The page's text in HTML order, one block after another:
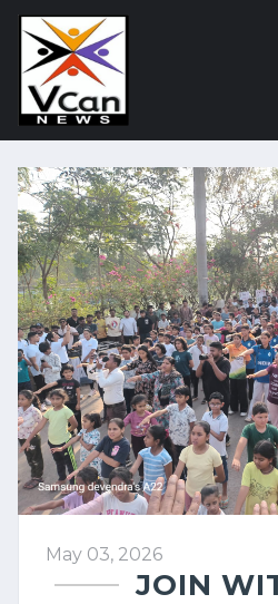
May 03, 2026
JOIN